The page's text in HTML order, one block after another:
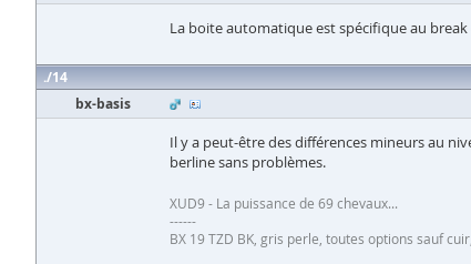
La boite automatique est spécifique au
14
bx-basis
Il y a peut-être des différences mineurs au
berline sans problèmes.
XUD9 - La puissance de 69 chevaux...
------
BX 19 TZD BK, gris perle, toutes options sauf